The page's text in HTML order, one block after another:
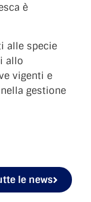
è
alle specie
allo
vigenti e
gestione
le news